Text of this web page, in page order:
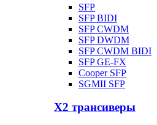
SFP
SFP BIDI
SFP CWDM
SFP DWDM
SFP CWDM BIDI
SFP GE-FX
Cooper SFP
SGMII SFP
X2 трансиверы